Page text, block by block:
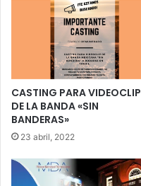
CASTING PARA VIDEOCLIP
DE LA BANDA «SIN
BANDERAS»
23 abril, 2022